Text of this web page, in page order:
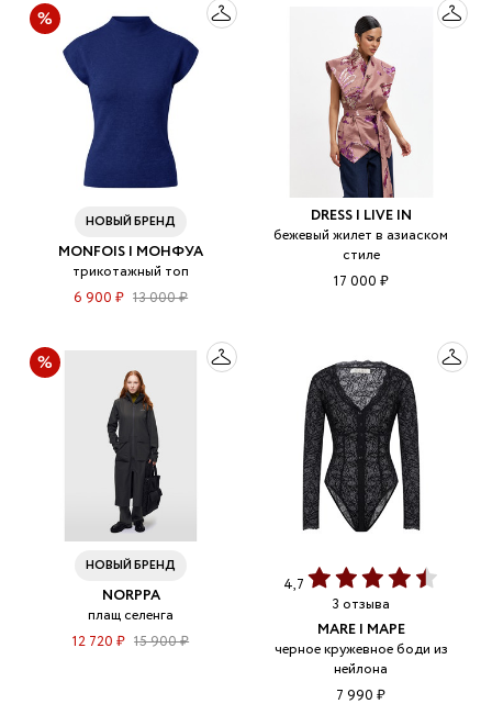
НОВЫЙ БРЕНД
MONFOIS | МОНФУА
трикотажный топ
6 900 ₽ 13 000 ₽
DRESS I LIVE IN
бежевый жилет в азиаском
стиле
17 000 ₽
НОВЫЙ БРЕНД
NORPPA
плащ селенга
12 720 ₽ 15 900 ₽
4,7
3 отзыва
MARE | МАРЕ
черное кружевное боди из
нейлона
7 990 ₽